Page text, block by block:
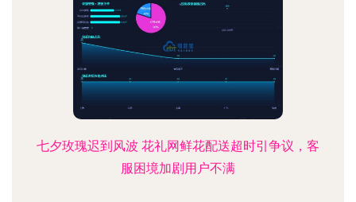
七夕玫瑰迟到风波 花礼网鲜花配送超时引争议，客
服困境加剧用户不满